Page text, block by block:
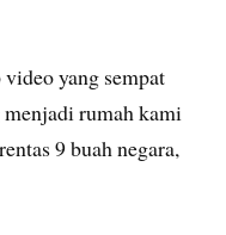
yang sempat
menjadi rumah kami
9 buah negara,